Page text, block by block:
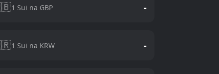
1 Sui na GBP -
1 Sui na KRW -